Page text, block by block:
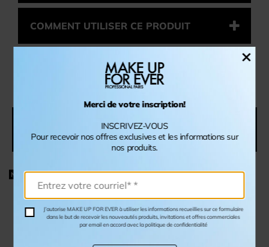
×
Merci de votre inscription!
INSCRIVEZ-VOUS
Pour recevoir nos offres exclusives et les informations sur
nos produits.
J’autorise MAKE UP FOR EVER à utiliser les informations recueillies sur ce formulaire
dans le but de recevoir les nouveautés produits, invitations et offres commerciales
par email en accord avec la politique de confidentialité
COMMENT UTILISER CE PRODUIT
VOUS AIMEREZ AUSSI
NOUVELLES TEINTES